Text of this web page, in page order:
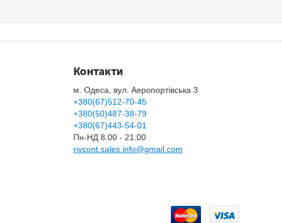
Контакти
м. Одеса, вул. Аеропортівська 3
+380(67)512-70-45
+380(50)487-38-79
+380(67)443-54-01
Пн-НД 8.00 - 21.00
rivcont.sales.info@gmail.com